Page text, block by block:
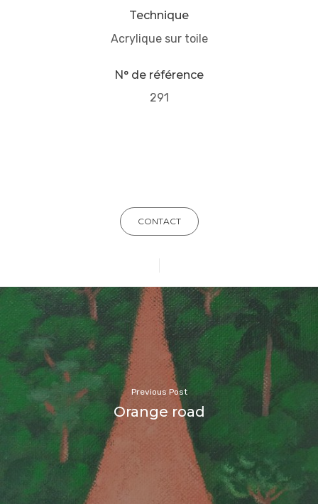
Technique
Acrylique sur toile
N° de référence
291
CONTACT
Previous Post
Orange road